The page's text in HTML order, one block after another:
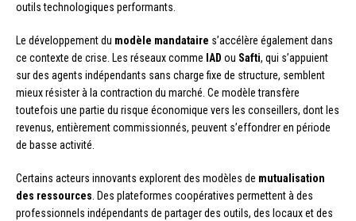
outils technologiques performants.
Le développement du modèle mandataire s’accélère également dans
ce contexte de crise. Les réseaux comme IAD ou Safti, qui s’appuient
sur des agents indépendants sans charge fixe de structure, semblent
mieux résister à la contraction du marché. Ce modèle transfère
toutefois une partie du risque économique vers les conseillers, dont les
revenus, entièrement commissionnés, peuvent s’effondrer en période
de basse activité.
Certains acteurs innovants explorent des modèles de mutualisation
des ressources . Des plateformes coopératives permettent à des
professionnels indépendants de partager des outils, des locaux et des